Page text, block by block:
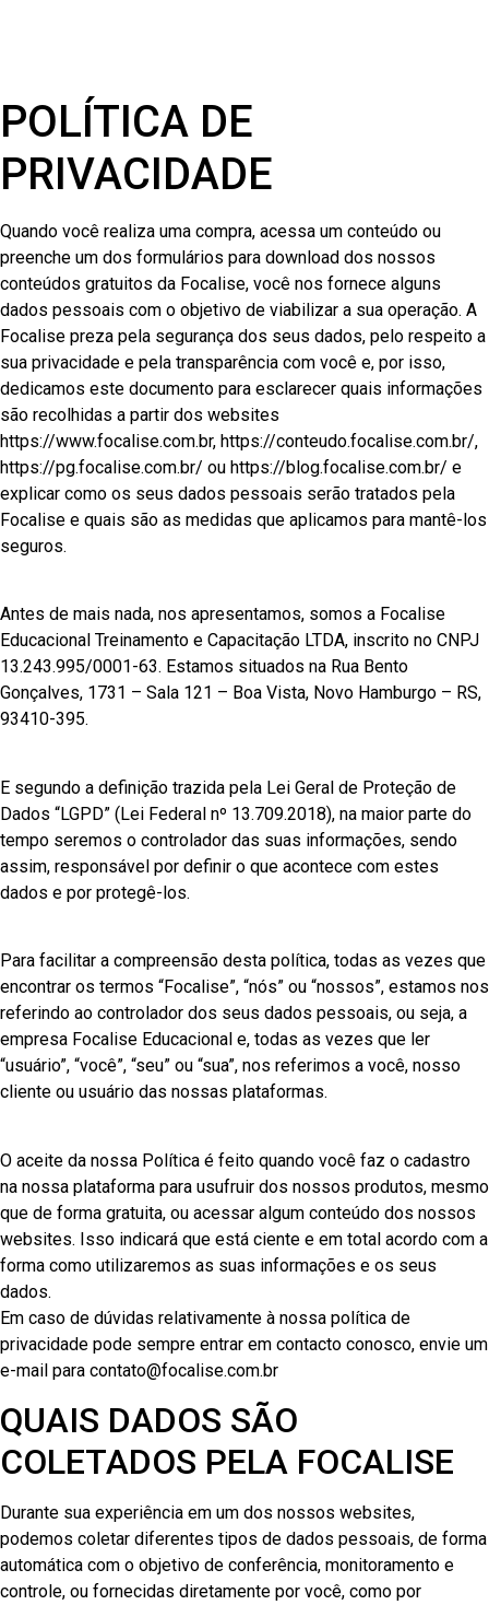
POLÍTICA DE
PRIVACIDADE
Quando você realiza uma compra, acessa um conteúdo ou
preenche um dos formulários para download dos nossos
conteúdos gratuitos da Focalise, você nos fornece alguns
dados pessoais com o objetivo de viabilizar a sua operação. A
Focalise preza pela segurança dos seus dados, pelo respeito a
sua privacidade e pela transparência com você e, por isso,
dedicamos este documento para esclarecer quais informações
são recolhidas a partir dos websites
https://www.focalise.com.br, https://conteudo.focalise.com.br/,
https://pg.focalise.com.br/ ou https://blog.focalise.com.br/ e
explicar como os seus dados pessoais serão tratados pela
Focalise e quais são as medidas que aplicamos para mantê-los
seguros.
Antes de mais nada, nos apresentamos, somos a Focalise
Educacional Treinamento e Capacitação LTDA, inscrito no CNPJ
13.243.995/0001-63. Estamos situados na Rua Bento
Gonçalves, 1731 – Sala 121 – Boa Vista, Novo Hamburgo – RS,
93410-395.
E segundo a definição trazida pela Lei Geral de Proteção de
Dados “LGPD” (Lei Federal nº 13.709.2018), na maior parte do
tempo seremos o controlador das suas informações, sendo
assim, responsável por definir o que acontece com estes
dados e por protegê-los.
Para facilitar a compreensão desta política, todas as vezes que
encontrar os termos “Focalise”, “nós” ou “nossos”, estamos nos
referindo ao controlador dos seus dados pessoais, ou seja, a
empresa Focalise Educacional e, todas as vezes que ler
“usuário”, “você”, “seu” ou “sua”, nos referimos a você, nosso
cliente ou usuário das nossas plataformas.
O aceite da nossa Política é feito quando você faz o cadastro
na nossa plataforma para usufruir dos nossos produtos, mesmo
que de forma gratuita, ou acessar algum conteúdo dos nossos
websites. Isso indicará que está ciente e em total acordo com a
forma como utilizaremos as suas informações e os seus
dados.
Em caso de dúvidas relativamente à nossa política de
privacidade pode sempre entrar em contacto conosco, envie um
e-mail para contato@focalise.com.br
QUAIS DADOS SÃO
COLETADOS PELA FOCALISE
Durante sua experiência em um dos nossos websites,
podemos coletar diferentes tipos de dados pessoais, de forma
automática com o objetivo de conferência, monitoramento e
controle, ou fornecidas diretamente por você, como por